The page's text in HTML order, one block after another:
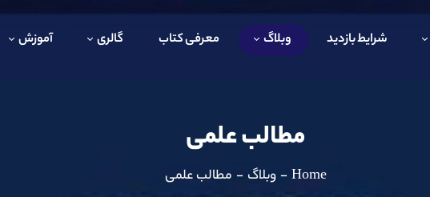
شرایط بازدید وبلاگ معرفی کتاب گالری آموزش
مطالب علمی
Home
- وبلاگ - مطالب علمی